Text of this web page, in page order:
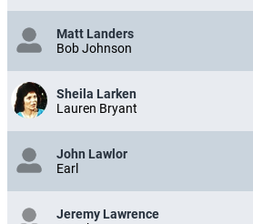
Matt Landers
Bob Johnson
Sheila Larken
Lauren Bryant
John Lawlor
Earl
Jeremy Lawrence